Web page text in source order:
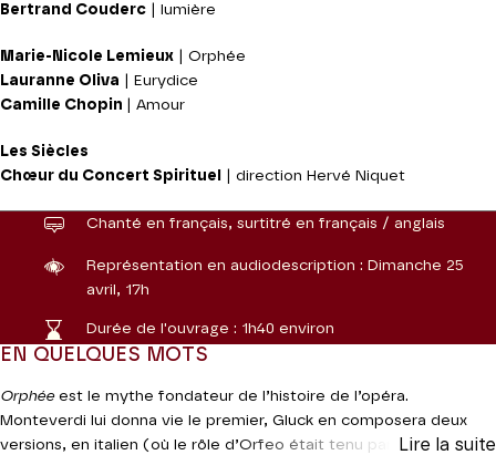
Bertrand Couderc | lumière
Marie-Nicole Lemieux | Orphée
Lauranne Oliva | Eurydice
Camille Chopin
| Amour
Les Siècles
Chœur du Concert Spirituel
| direction Hervé Niquet
Chanté en français, surtitré en français / anglais
Représentation en audiodescription : Dimanche 25
avril, 17h
Durée de l'ouvrage : 1h40 environ
EN QUELQUES MOTS
Orphéeest le mythe fondateur de l’histoire de l’opéra.
Monteverdi lui donna vie le premier, Gluck en composera deux
versions, en italien (où le rôle d’Orfeo était tenu par un castrat)
Lire la suite